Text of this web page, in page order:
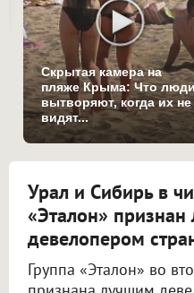
Скрытая камера на
пляже Крыма: Что
вытворяют, когда их не
видят...
Урал и Сибирь в
«Эталон»
девелопером
Группа «Эталон» во